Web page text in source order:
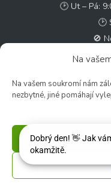
Na
Na vašem soukromí nám
nezbytné, jiné pomáhají
🕑 Ut – Pá:
🕑
🚫
✉️ e-
© 2026 Zahradní centrum